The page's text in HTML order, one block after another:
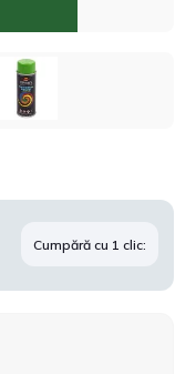
Cumpără cu 1 clic: